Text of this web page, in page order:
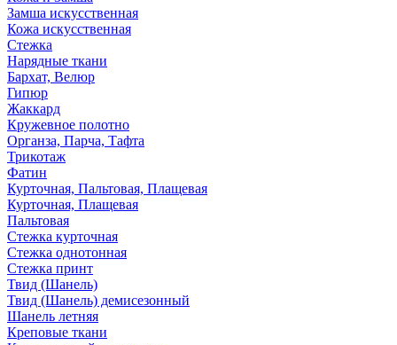
Замша искусственная
Кожа искусственная
Стежка
Нарядные ткани
Бархат, Велюр
Гипюр
Жаккард
Кружевное полотно
Органза, Парча, Тафта
Трикотаж
Фатин
Курточная, Пальтовая, Плащевая
Курточная, Плащевая
Пальтовая
Стежка курточная
Стежка однотонная
Стежка принт
Твид (Шанель)
Твид (Шанель) демисезонный
Шанель летняя
Креповые ткани